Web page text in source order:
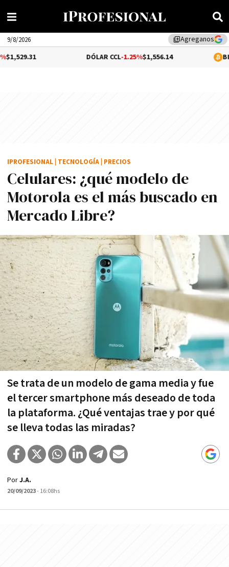
library_addAgreganos
9/8/2026
-1.25%$1,556.14 -0.25%
Celulares: ¿qué modelo de
Motorola es el más buscado en
Mercado Libre?
Se trata de un modelo de gama media y fue
el tercer smartphone más deseado de toda
la plataforma. ¿Qué ventajas trae y por qué
se lleva todas las miradas?
IPROFESIONAL TECNOLOGÍA PRECIOS
PorJ.A.
20/09/2023- 16:08hs